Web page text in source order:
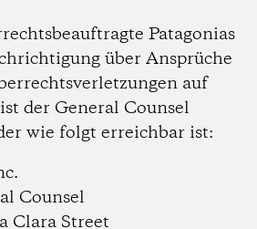
Patagonias
über Ansprüche
auf
der General Counsel
wie folgt erreichbar ist:
Counsel
Clara Street